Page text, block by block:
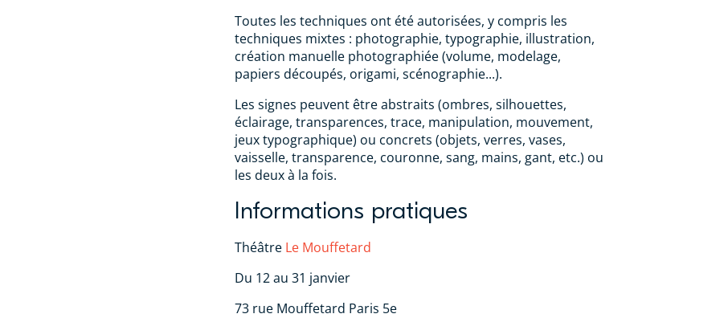
Toutes les techniques ont été autorisées, y compris les
techniques mixtes : photographie, typographie, illustration,
création manuelle photographiée (volume, modelage,
papiers découpés, origami, scénographie...).
Les signes peuvent être abstraits (ombres, silhouettes,
éclairage, transparences, trace, manipulation, mouvement,
jeux typographique) ou concrets (objets, verres, vases,
vaisselle, transparence, couronne, sang, mains, gant, etc.) ou
les deux à la fois.
Informations pratiques
Théâtre Le Mouffetard
Du 12 au 31 janvier
73 rue Mouffetard Paris 5e